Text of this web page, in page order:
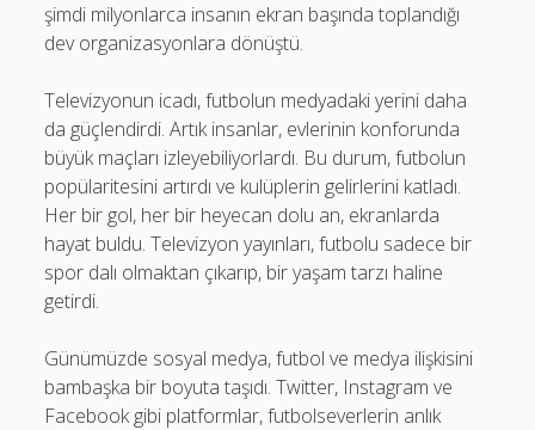
şimdi milyonlarca insanın ekran başında toplandığı
dev organizasyonlara dönüştü.
Televizyonun icadı, futbolun medyadaki yerini daha
da güçlendirdi. Artık insanlar, evlerinin konforunda
büyük maçları izleyebiliyorlardı. Bu durum, futbolun
popülaritesini artırdı ve kulüplerin gelirlerini katladı.
Her bir gol, her bir heyecan dolu an, ekranlarda
hayat buldu. Televizyon yayınları, futbolu sadece bir
spor dalı olmaktan çıkarıp, bir yaşam tarzı haline
getirdi.
Günümüzde sosyal medya, futbol ve medya ilişkisini
bambaşka bir boyuta taşıdı. Twitter, Instagram ve
Facebook gibi platformlar, futbolseverlerin anlık